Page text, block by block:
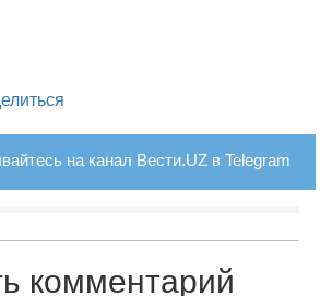
на канал Вести.UZ в Telegram
комментарий